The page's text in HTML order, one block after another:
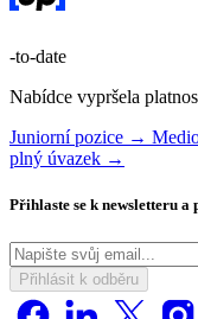
-to-date
Nabídce vypršela
Juniorní pozice →
plný úvazek →
Přihlaste se k newsletteru a
Přihlásit k odběru